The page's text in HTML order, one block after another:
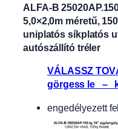
ALFA-B
5,0×2,0m méretű,
uniplatós síkplatós
autószállító tréler
VÁLASSZ
görgess le –
engedélyezett